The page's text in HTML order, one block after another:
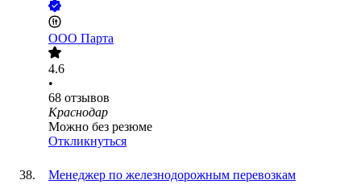
ООО Парта
4.6
•
68 отзывов
Краснодар
Можно без резюме
Откликнуться
Менеджер по железнодорожным перевозкам